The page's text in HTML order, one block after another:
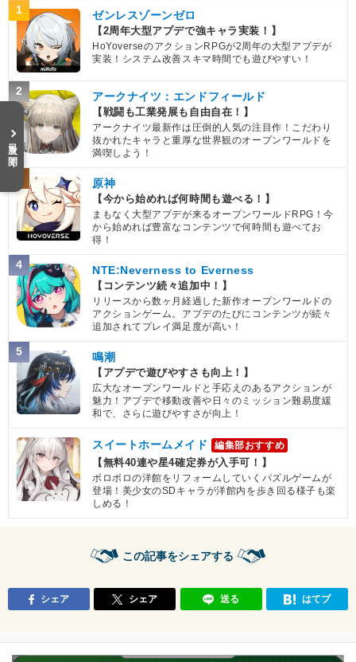
1 ゼンレスゾーンゼロ
【2周年大型アプデで強キャラ実装！】
HoYoverseのアクションRPGが2周年の大型アプデが
実装！システム改善スキマ時間でも遊びやすい！
2 アークナイツ：エンドフィールド
【戦闘も工業発展も自由自在！】
アークナイツ最新作は圧倒的人気の注目作！こだわり
抜かれたキャラと重厚な世界観のオープンワールドを
満喫しよう！
原神
【今から始めれば何時間も遊べる！】
まもなく大型アプデが来るオープンワールドRPG！今
から始めれば豊富なコンテンツで何時間も遊べてお
得！
4 NTE:Neverness to Everness
【コンテンツ続々追加中！】
リリースから数ヶ月経過した新作オープンワールドの
アクションゲーム。アプデのたびにコンテンツが続々
追加されてプレイ満足度が高い！
5 鳴潮
【アプデで遊びやすさも向上！】
広大なオープンワールドと手応えのあるアクションが
魅力！アプデで移動改善や日々のミッション難易度緩
和で、さらに遊びやすさが向上！
スイートホームメイド 編集部おすすめ
【無料40連や星4確定券が入手可！】
ボロボロの洋館をリフォームしていくパズルゲームが
登場！美少女のSDキャラが洋館内を歩き回る様子も楽
しめる！
この記事をシェアする
シェア シェア 送る はてブ
目次を開く